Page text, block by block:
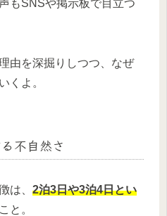
もSNSや掲示板で目立つ
由を深掘りしつつ、なぜ
くよ。
不自然さ
は、 2泊3日や3泊4日とい
こと。